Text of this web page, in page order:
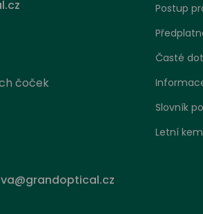
čoček
Postup
Časté
Slovník
Letní